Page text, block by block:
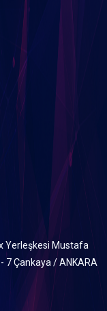
Yerleşkesi Mustafa
7 Çankaya / ANKARA